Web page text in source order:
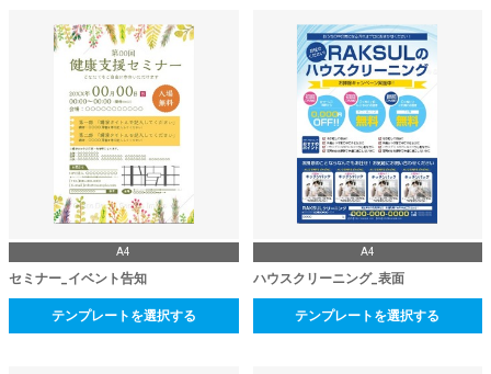
A4
セミナー_イベント告知
テンプレートを選択する
A4
ハウスクリーニング_表面
テンプレートを選択する